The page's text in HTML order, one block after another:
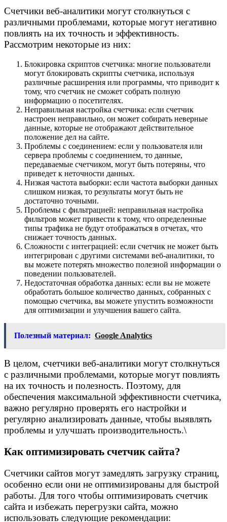
Счетчики веб-аналитики могут столкнуться с
различными проблемами, которые могут негативно
повлиять на их точность и эффективность.
Рассмотрим некоторые из них:
Блокировка скриптов счетчика: многие пользователи
могут блокировать скрипты счетчика, используя
различные расширения или программы, что приводит к
тому, что счетчик не сможет собрать полную
информацию о посетителях.
Неправильная настройка счетчика: если счетчик
настроен неправильно, он может собирать неверные
данные, которые не отображают действительное
положение дел на сайте.
Проблемы с соединением: если у пользователя или
сервера проблемы с соединением, то данные,
передаваемые счетчиком, могут быть потеряны, что
приведет к неточности данных.
Низкая частота выборки: если частота выборки данных
слишком низкая, то результаты могут быть не
достаточно точными.
Проблемы с фильтрацией: неправильная настройка
фильтров может привести к тому, что определенные
типы трафика не будут отображаться в отчетах, что
снижает точность данных.
Сложности с интеграцией: если счетчик не может быть
интегрирован с другими системами веб-аналитики, то
вы можете потерять множество полезной информации о
поведении пользователей.
Недостаточная обработка данных: если вы не можете
обработать большое количество данных, собранных с
помощью счетчика, вы можете упустить возможности
для оптимизации и улучшения вашего сайта.
Полезный материал: Google Analytics
В целом, счетчики веб-аналитики могут столкнуться
с различными проблемами, которые могут повлиять
на их точность и полезность. Поэтому, для
обеспечения максимальной эффективности счетчика,
важно регулярно проверять его настройки и
регулярно анализировать данные, чтобы выявлять
проблемы и улучшать производительность.\
Как оптимизировать счетчик сайта?
Счетчики сайтов могут замедлять загрузку страниц,
особенно если они не оптимизированы для быстрой
работы. Для того чтобы оптимизировать счетчик
сайта и избежать перегрузки сайта, можно
использовать следующие рекомендации: